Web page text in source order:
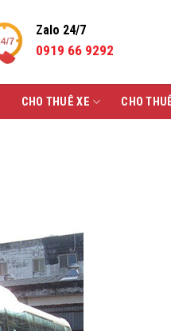
Zalo 24/7
0919 66 9292
CHO THUÊ XE CHO